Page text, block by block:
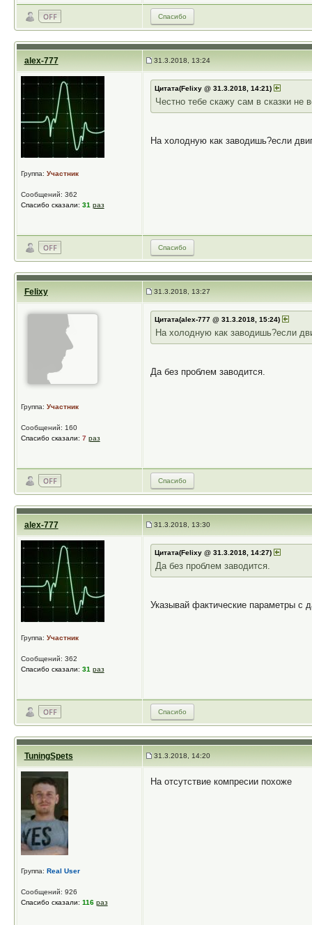
Спасибо
alex-777 31.3.2018, 13:24
Группа: Участник
Сообщений: 362
Спасибо сказали: 31 раз
Цитата(Felixy @ 31.3.2018, 14:21)
Честно тебе скажу сам в сказки не
На холодную как заводишь?если
Спасибо
Felixy 31.3.2018, 13:27
Группа: Участник
Сообщений: 160
Спасибо сказали: 7 раз
Цитата(alex-777 @ 31.3.2018, 15:24)
На холодную как заводишь?если
Да без проблем заводится.
Спасибо
alex-777 31.3.2018, 13:30
Группа: Участник
Сообщений: 362
Спасибо сказали: 31 раз
Цитата(Felixy @ 31.3.2018, 14:27)
Да без проблем заводится.
Указывай фактические параметры с
Спасибо
TuningSpets 31.3.2018, 14:20
Группа: Real User
Сообщений: 926
Спасибо сказали: 116 раз
На отсутствие компресии похоже